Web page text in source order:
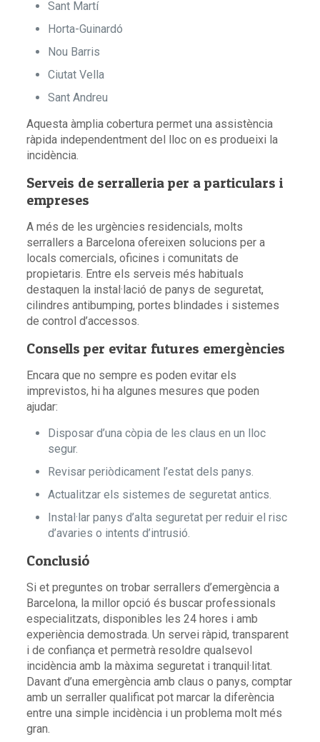
Sant Martí
Horta-Guinardó
Nou Barris
Ciutat Vella
Sant Andreu
Aquesta àmplia cobertura permet una assistència
ràpida independentment del lloc on es produeixi la
incidència.
Serveis de serralleria per a particulars i
empreses
A més de les urgències residencials, molts
serrallers a Barcelona ofereixen solucions per a
locals comercials, oficines i comunitats de
propietaris. Entre els serveis més habituals
destaquen la instal·lació de panys de seguretat,
cilindres antibumping, portes blindades i sistemes
de control d’accessos.
Consells per evitar futures emergències
Encara que no sempre es poden evitar els
imprevistos, hi ha algunes mesures que poden
ajudar:
Disposar d’una còpia de les claus en un lloc
segur.
Revisar periòdicament l’estat dels panys.
Actualitzar els sistemes de seguretat antics.
Instal·lar panys d’alta seguretat per reduir el risc
d’avaries o intents d’intrusió.
Conclusió
Si et preguntes on trobar serrallers d’emergència a
Barcelona, la millor opció és buscar professionals
especialitzats, disponibles les 24 hores i amb
experiència demostrada. Un servei ràpid, transparent
i de confiança et permetrà resoldre qualsevol
incidència amb la màxima seguretat i tranquil·litat.
Davant d’una emergència amb claus o panys, comptar
amb un serraller qualificat pot marcar la diferència
entre una simple incidència i un problema molt més
gran.